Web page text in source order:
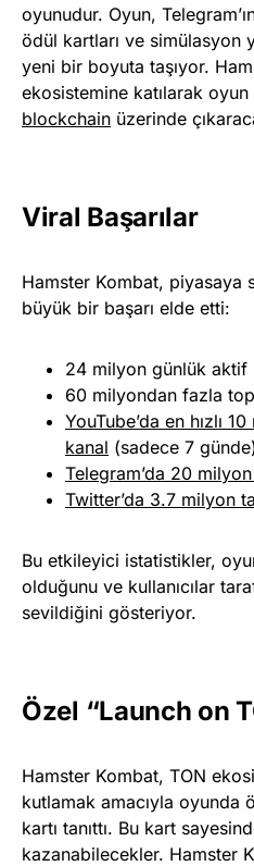
oyunudur. Oyun,
ödül kartları ve simülasyon
yeni bir boyuta taşıyor.
ekosistemine katılarak oyun
blockchain üzerinde
Viral Başarılar
Hamster Kombat, piyasaya
büyük bir başarı elde etti:
24 milyon günlük aktif
60 milyondan fazla
YouTube’da en hızlı
kanal (sadece 7
Telegram’da 20
Twitter’da 3.7 milyon
Bu etkileyici istatistikler,
olduğunu ve kullanıcılar
sevildiğini gösteriyor.
Özel “Launch on
Hamster Kombat, TON
kutlamak amacıyla oyunda
kartı tanıttı. Bu kart
kazanabilecekler. Hamster